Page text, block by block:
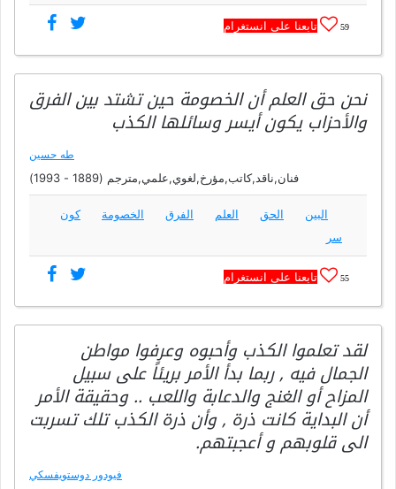
59 تابعنا على انستغرام
نحن حق العلم أن الخصومة حين تشتد بين الفرق
والأحزاب يكون أيسر وسائلها الكذب
طه حسين
فنان,ناقد,كاتب,مؤرخ,لغوي,علمي,مترجم (1889 - 1993)
البين الحق العلم الفرق الخصومة
كون
سر
55 تابعنا على انستغرام
لقد تعلموا الكذب وأحبوه وعرفوا مواطن
الجمال فيه , ربما بدأ الأمر بريئاً على سبيل
المزاح أو الغنج والدعابة واللعب .. وحقيقة الأمر
أن البداية كانت ذرة , وأن ذرة الكذب تلك تسربت
الى قلوبهم و أعجبتهم.
فيودور دوستويفسكي